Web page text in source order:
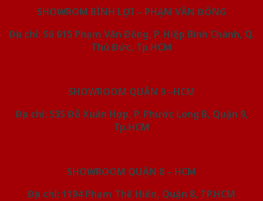
SHOWROM BÌNH LỢI – PHẠM VĂN ĐỒNG
Địa chỉ: Số 615 Phạm Văn Đồng, P. Hiệp Bình Chánh, Q.
Thủ Đức, Tp.HCM
SHOWROOM QUẬN 9 –HCM
Địa chỉ: 535 Đỗ Xuân Hợp, P. Phước Long B, Quận 9,
Tp.HCM
SHOWROOM QUẬN 8 – HCM
Địa chỉ: 1194 Phạm Thế Hiển, Quận 8, TP.HCM